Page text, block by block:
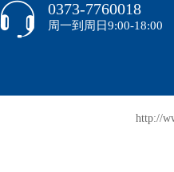
0373-7760018
周一到周日9:00-18:00
http://